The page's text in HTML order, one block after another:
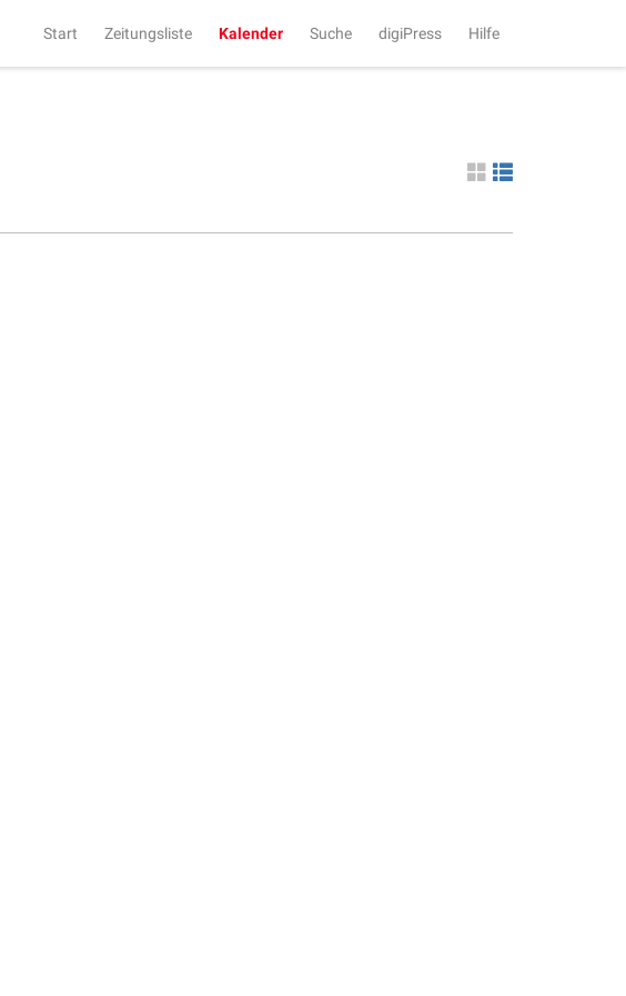
Start Zeitungsliste Kalender Suche digiPress Hilfe